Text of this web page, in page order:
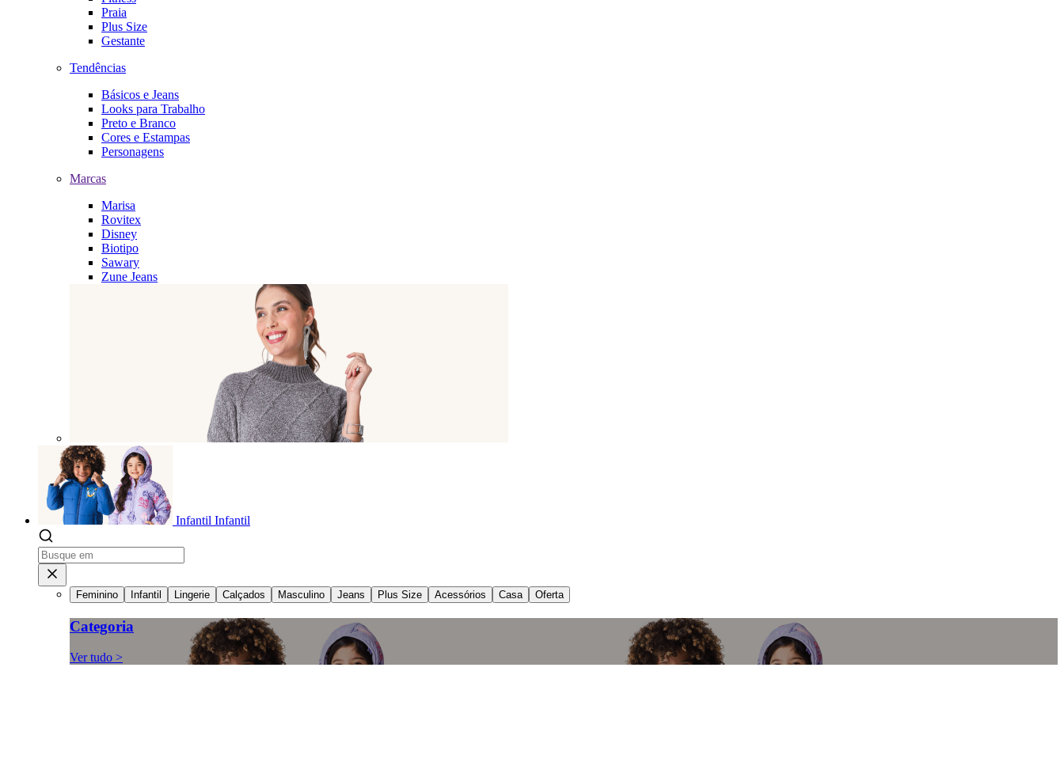
Praia
Plus Size
Gestante
Tendências
Básicos e Jeans
Looks para Trabalho
Preto e Branco
Cores e Estampas
Personagens
Marcas
Marisa
Rovitex
Disney
Biotipo
Sawary
Zune Jeans
Infantil Infantil
Feminino Infantil Lingerie Calçados Masculino Jeans Plus Size Acessórios Casa Oferta
Categoria
Ver tudo >